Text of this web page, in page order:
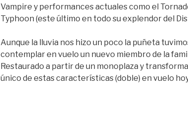
Vampire y performances actuales como el
Typhoon (este último en todo su explendor del
Aunque la lluvia nos hizo un poco la puñeta
contemplar en vuelo un nuevo miembro de la
Restaurado a partir de un monoplaza y
único de estas características (doble) en vuelo